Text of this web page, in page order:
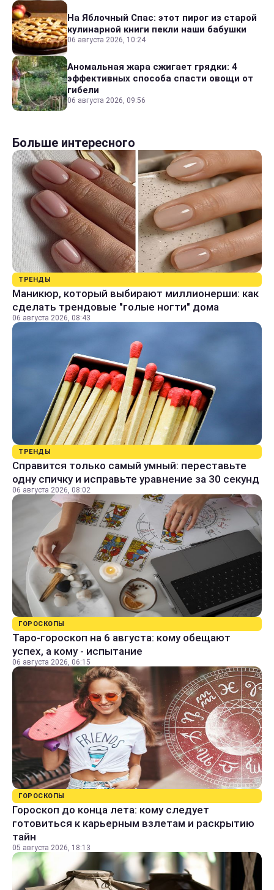
На Яблочный Спас: этот пирог из старой
кулинарной книги пекли наши бабушки
06 августа 2026, 10:24
Аномальная жара сжигает грядки: 4
эффективных способа спасти овощи от
гибели
06 августа 2026, 09:56
Больше интересного
ТРЕНДЫ
Маникюр, который выбирают миллионерши: как
сделать трендовые "голые ногти" дома
06 августа 2026, 08:43
ТРЕНДЫ
Справится только самый умный: переставьте
одну спичку и исправьте уравнение за 30 секунд
06 августа 2026, 08:02
ГОРОСКОПЫ
Таро-гороскоп на 6 августа: кому обещают
успех, а кому - испытание
06 августа 2026, 06:15
ГОРОСКОПЫ
Гороскоп до конца лета: кому следует
готовиться к карьерным взлетам и раскрытию
тайн
05 августа 2026, 18:13